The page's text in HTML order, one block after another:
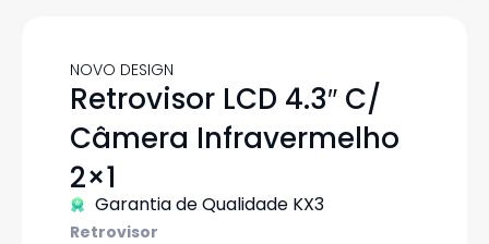
NOVO DESIGN
Retrovisor LCD 4.3″ C/
Câmera Infravermelho
2×1
Garantia de Qualidade KX3
Retrovisor